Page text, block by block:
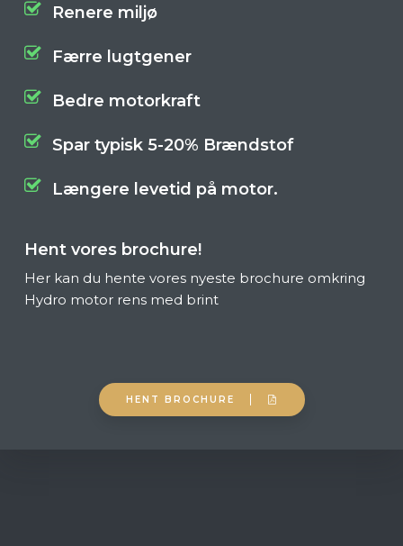
Renere miljø
Færre lugtgener
Bedre motorkraft
Spar typisk 5-20% Brændstof
Længere levetid på motor.
Hent vores brochure!
Her kan du hente vores nyeste brochure omkring
Hydro motor rens med brint
HENT BROCHURE